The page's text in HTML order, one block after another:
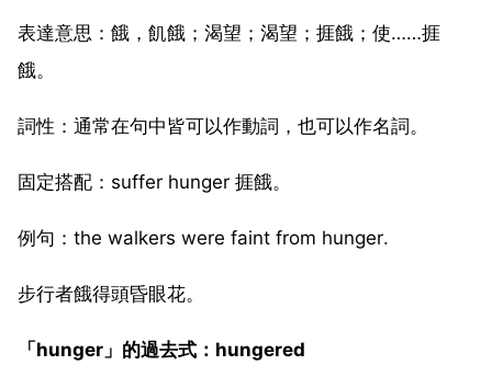
表達意思：餓，飢餓；渴望；渴望；捱餓；使……捱
餓。
詞性：通常在句中皆可以作動詞，也可以作名詞。
固定搭配：suffer hunger 捱餓。
例句：the walkers were faint from hunger.
步行者餓得頭昏眼花。
「hunger」的過去式：hungered